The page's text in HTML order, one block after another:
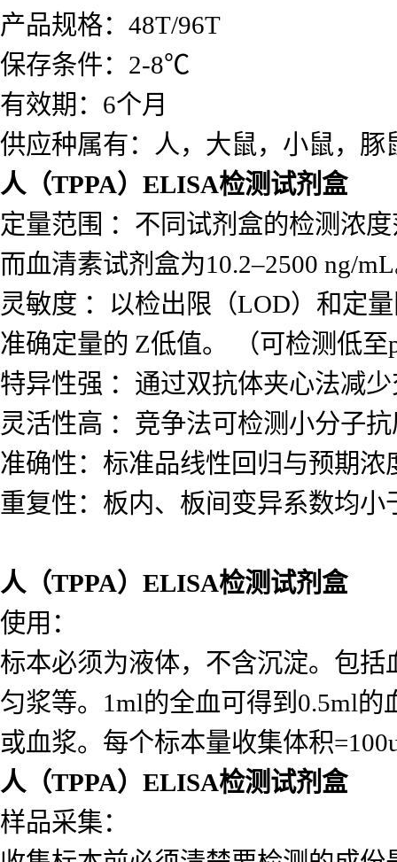
产品规格：48T/96T
保存条件：2-8℃
有效期：6个月
供应种属有：人，大鼠，小鼠，
人（TPPA）ELISA检测试剂盒
定量范围 ：不同试剂盒的检测浓
而血清素试剂盒为10.2–2500 ng/
灵敏度 ：以检出限（LOD）和定
准确定量的 Z低值。 （可检测低
特异性强 ：通过双抗体夹心法减
灵活性高 ：竞争法可检测小分子
准确性：标准品线性回归与预期浓
重复性：板内、板间变异系数均小
人（TPPA）ELISA检测试剂盒
使用：
标本必须为液体，不含沉淀。包
匀浆等。1ml的全血可得到0.5ml的
或血浆。每个标本量收集体积
人（TPPA）ELISA检测试剂盒
样品采集：